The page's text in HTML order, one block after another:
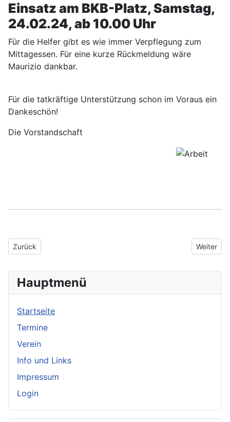
Einsatz am BKB-Platz, Samstag,
24.02.24, ab 10.00 Uhr
Für die Helfer gibt es wie immer Verpflegung zum
Mittagessen. Für eine kurze Rückmeldung wäre
Maurizio dankbar.
Für die tatkräftige Unterstützung schon im Voraus ein
Dankeschön!
Die Vorstandschaft
Vorheriger Beitrag: Einladung zur Jahreshauptversammlung
Zurück Nächster
Weiter
Hauptmenü
Startseite
Termine
Verein
Info und Links
Impressum
Login